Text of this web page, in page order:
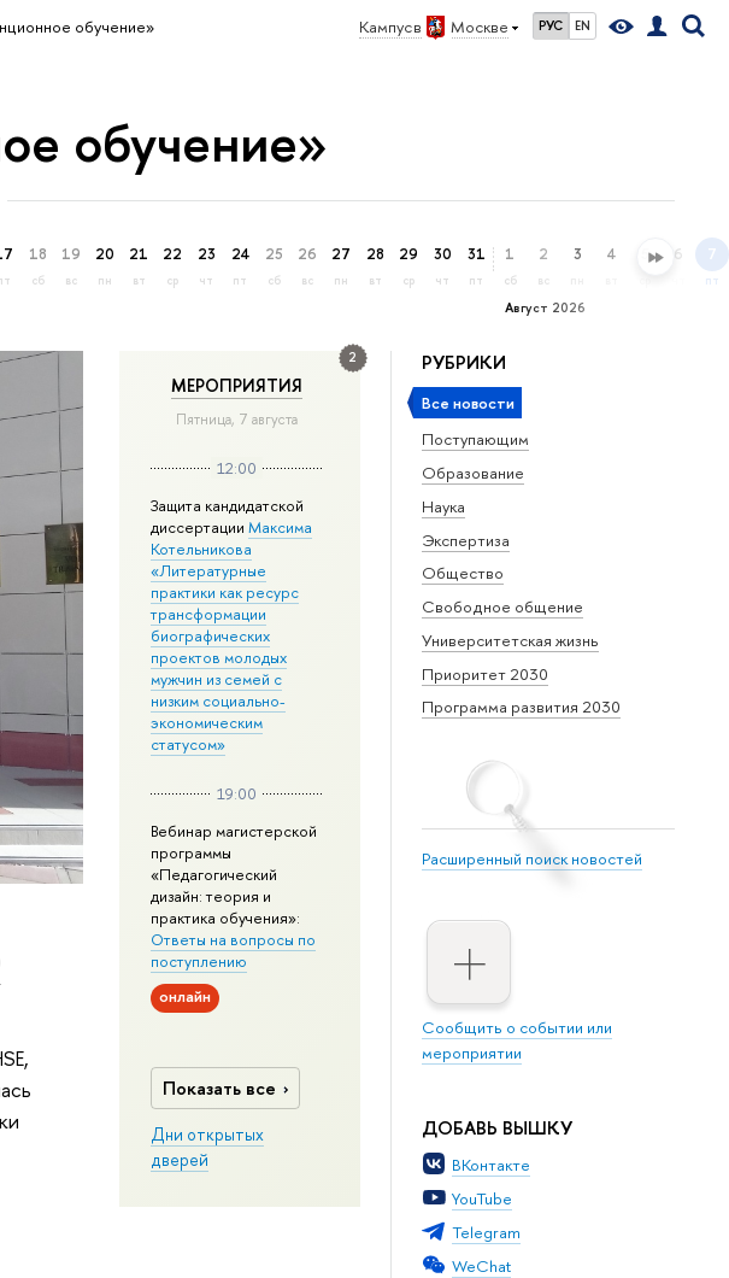
Кампус в Москве РУС EN
обучение»
обучение»
18
сб
19
вс
20
пн
21
вт
22
ср
23
чт
24
пт
25
сб
26
вс
27
пн
28
вт
29
ср
30
чт
31
пт
Август 2026
1
сб
2
вс
3 4 5 6 7
пт
РУБРИКИ
Все новости
Поступающим
Образование
Наука
Экспертиза
Общество
Свободное общение
Университетская жизнь
Приоритет 2030
Программа развития 2030
Расширенный поиск новостей
Сообщить о событии или
мероприятии
ДОБАВЬ ВЫШКУ
ВКонтакте
YouTube
Telegram
WeChat
2
МЕРОПРИЯТИЯ
Пятница, 7 августа
12:00
Защита кандидатской
диссертации Максима
Котельникова
«Литературные
практики как ресурс
трансформации
биографических
проектов молодых
мужчин из семей с
низким социально-
экономическим
статусом»
19:00
Вебинар магистерской
программы
«Педагогический
дизайн: теория и
практика обучения»:
Ответы на вопросы по
поступлению
онлайн
Показать все
Дни открытых
дверей